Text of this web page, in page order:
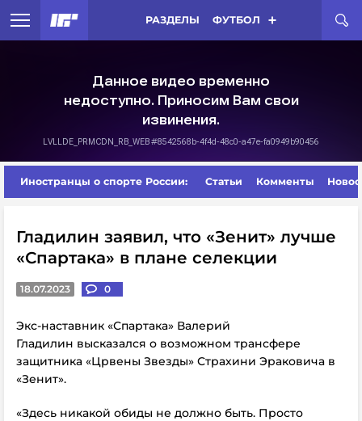
РАЗДЕЛЫ ФУТБОЛ
Иностранцы о спорте России: Статьи Комменты
Гладилин заявил, что «Зенит» лучше
«Спартака» в плане селекции
18.07.2023 0
Экс-наставник «Спартака» Валерий
Гладилин высказался о возможном трансфере
защитника «Црвены Звезды» Страхини Эраковича в
«Зенит».
«Здесь никакой обиды не должно быть. Просто